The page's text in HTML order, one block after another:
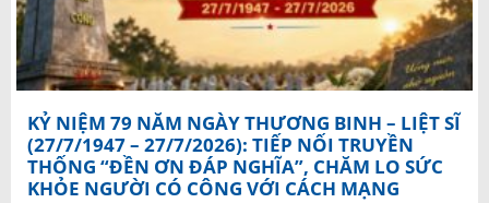
KỶ NIỆM 79 NĂM NGÀY THƯƠNG BINH – LIỆT SĨ
(27/7/1947 – 27/7/2026): TIẾP NỐI TRUYỀN
THỐNG “ĐỀN ƠN ĐÁP NGHĨA”, CHĂM LO SỨC
KHỎE NGƯỜI CÓ CÔNG VỚI CÁCH MẠNG